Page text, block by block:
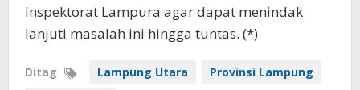
Inspektorat Lampura agar dapat menindak
lanjuti masalah ini hingga tuntas. (*)
Ditag Lampung Utara
Provinsi Lampung